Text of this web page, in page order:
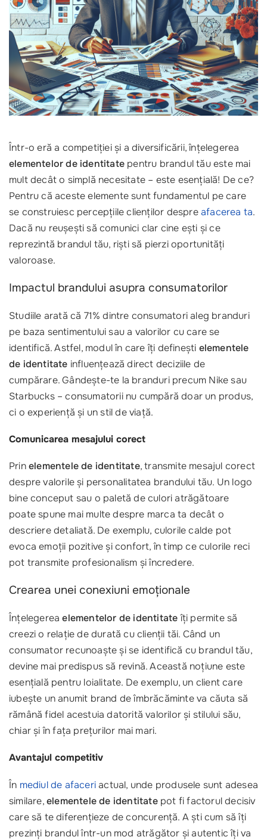
Într-o eră a competiției și a diversificării, înțelegerea
elementelor de identitate pentru brandul tău este mai
mult decât o simplă necesitate – este esențială! De ce?
Pentru că aceste elemente sunt fundamentul pe care
se construiesc percepțiile clienților despreafacerea ta.
Dacă nu reușești să comunici clar cine ești și ce
reprezintă brandul tău, riști să pierzi oportunități
valoroase.
Impactul brandului asupra consumatorilor
Studiile arată că 71% dintre consumatori aleg branduri
pe baza sentimentului sau a valorilor cu care se
identifică. Astfel, modul în care îți definești elementele
de identitate influențează direct deciziile de
cumpărare. Gândește-te la branduri precum Nike sau
Starbucks – consumatorii nu cumpără doar un produs,
ci o experiență și un stil de viață.
Comunicarea mesajului corect
Prinelementele de identitate, transmite mesajul corect
despre valorile și personalitatea brandului tău. Un logo
bine conceput sau o paletă de culori atrăgătoare
poate spune mai multe despre marca ta decât o
descriere detaliată. De exemplu, culorile calde pot
evoca emoții pozitive și confort, în timp ce culorile reci
pot transmite profesionalism și încredere.
Crearea unei conexiuni emoționale
Înțelegereaelementelor de identitateîți permite să
creezi o relație de durată cu clienții tăi. Când un
consumator recunoaște și se identifică cu brandul tău,
devine mai predispus să revină. Această noțiune este
esențială pentru loialitate. De exemplu, un client care
iubește un anumit brand de îmbrăcăminte va căuta să
rămână fidel acestuia datorită valorilor și stilului său,
chiar și în fața prețurilor mai mari.
Avantajul competitiv
În mediul de afaceriactual, unde produsele sunt adesea
similare,elementele de identitatepot fi factorul decisiv
care să te diferențieze de concurență. A ști cum să îți
prezinți brandul într-un mod atrăgător și autentic îți va